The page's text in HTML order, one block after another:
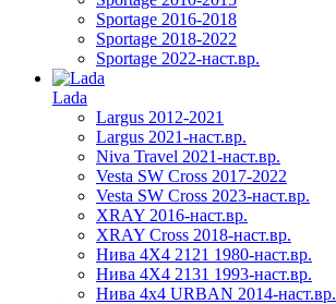
Sportage 2016-2018
Sportage 2018-2022
Sportage 2022-наст.вр.
Lada
Largus 2012-2021
Largus 2021-наст.вр.
Niva Travel 2021-наст.вр.
Vesta SW Cross 2017-2022
Vesta SW Cross 2023-наст.вр.
XRAY 2016-наст.вр.
XRAY Cross 2018-наст.вр.
Нива 4X4 2121 1980-наст.вр.
Нива 4X4 2131 1993-наст.вр.
Нива 4х4 URBAN 2014-наст.вр.